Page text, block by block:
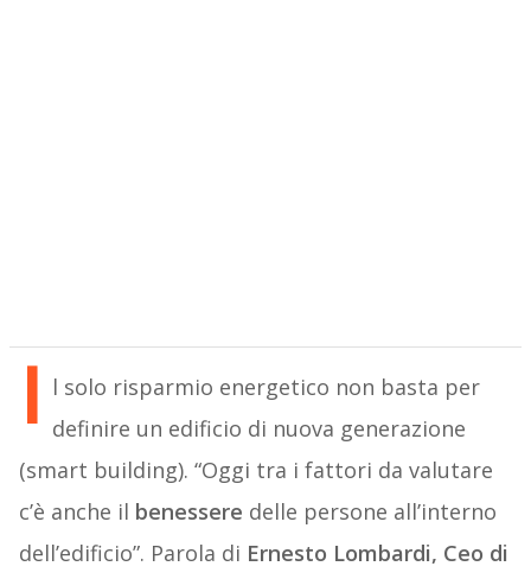
I l solo risparmio energetico non basta per
definire un edificio di nuova generazione
(smart building). “Oggi tra i fattori da valutare
c’è anche il benessere delle persone all’interno
dell’edificio”. Parola di Ernesto Lombardi, Ceo di